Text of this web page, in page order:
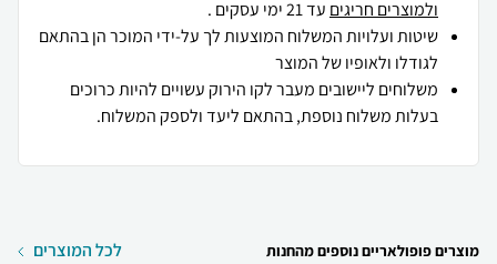
ולמוצרים חריגים עד 21 ימי עסקים .
שיטות ועלויות המשלוח המוצעות לך על-ידי המוכר הן בהתאם
לגודלו ולאופיו של המוצר
משלוחים ליישובים מעבר לקו הירוק עשויים להיות כרוכים
בעלות משלוח נוספת, בהתאם ליעד ולספק המשלוח.
מוצרים פופולאריים נוספים מהחנות לכל המוצרים